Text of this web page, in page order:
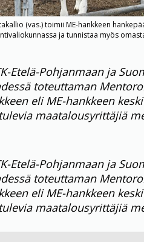
(vas.) toimii ME-hankkeen
ja tunnistaa myös
Etelä-Pohjanmaan ja
toteuttaman
eli ME-hankkeen
maatalousyrittäjiä
Etelä-Pohjanmaan ja
toteuttaman
eli ME-hankkeen
maatalousyrittäjiä